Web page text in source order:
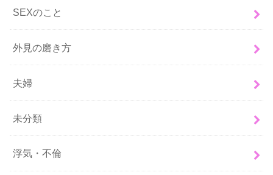
SEXのこと
外見の磨き方
夫婦
未分類
浮気・不倫